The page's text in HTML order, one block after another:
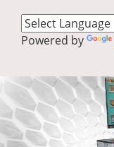
Powered by